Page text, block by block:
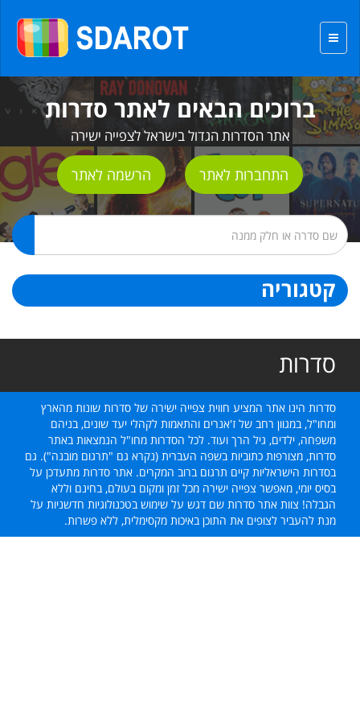
ברוכים הבאים לאתר סדרות
אתר הסדרות הגדול בישראל לצפייה ישירה
התחברות לאתר הרשמה לאתר
קטגוריה
סדרות
סדרות הינו אתר המציע חווית צפייה ישירה של סדרות שונות מהארץ
ומחו"ל, במגוון רחב של ז'אנרים והתאמות לקהלי יעד שונים, בניהם
משפחה, ילדים, גיל הרך ועוד. לכל הסדרות מחו"ל הנמצאות באתר
סדרות, מצורפות כתוביות בשפה העברית (נקרא גם "תרגום מובנה"). גם
בסדרות הישראליות קיים תרגום ברוב המקרים. אתר סדרות מתעדכן על
בסיס יומי, מאפשר צפייה ישירה מכל זמן ומקום בעולם, בחינם וללא
הגבלה! צוות אתר סדרות שם דגש על שימוש בטכנולוגיות חדשניות על
מנת להעביר לצופים את התוכן באיכות מקסימלית, ללא פשרות.